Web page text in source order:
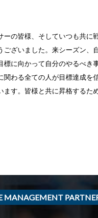
の皆様、そしていつも共に
ざいました。来シーズン、
に向かって自分のやるべき
わる全ての人が目標達成を
す。皆様と共に昇格するた
MANAGEMENT